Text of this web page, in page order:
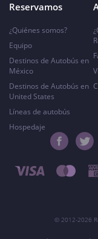
Reservamos
¿Quiénes somos?
Equipo
Destinos de Autobús en
México
Destinos de Autobús en
United States
Líneas de autobús
Hospedaje
© 2012-2026